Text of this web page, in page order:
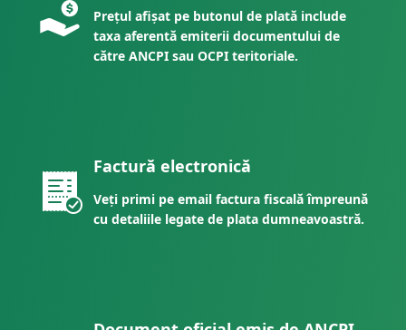
Prețul afișat pe butonul de plată include
taxa aferentă emiterii documentului de
către ANCPI sau OCPI teritoriale.
Factură electronică
Veți primi pe email factura fiscală împreună
cu detaliile legate de plata dumneavoastră.